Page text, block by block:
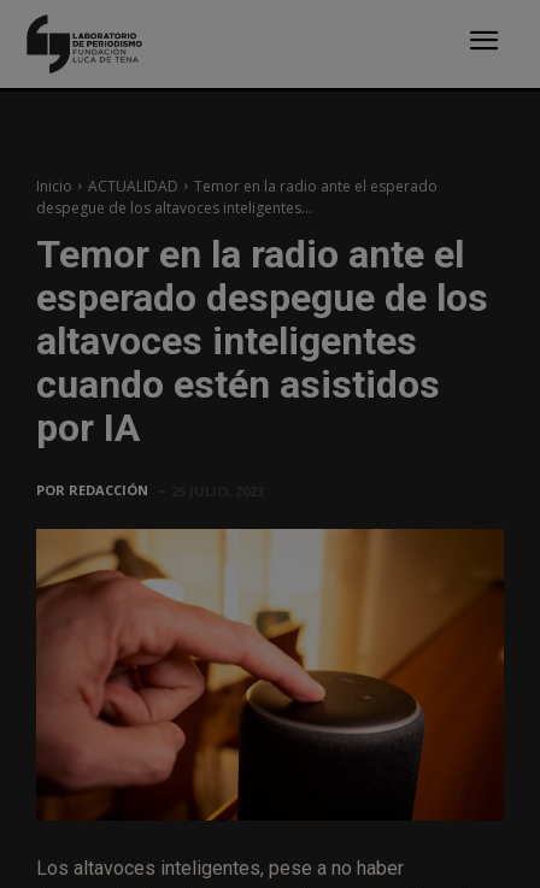
Inicio ACTUALIDAD
Temor en la radio ante el esperado
despegue de los altavoces inteligentes...
Temor en la radio ante el
esperado despegue de los
altavoces inteligentes
cuando estén asistidos
por IA
POR REDACCIÓN
Los altavoces inteligentes, pese a no haber